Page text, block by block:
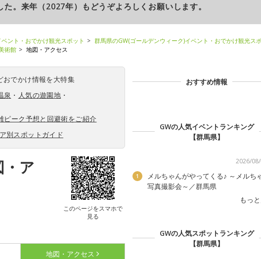
。来年（2027年）もどうぞよろしくお願いします。
ント・おでかけ観光スポット
群馬県のGW(ゴールデンウィーク)イベント・おでかけ観光ス
術館 地図・アクセス
おでかけ情報を大特集
泉 ・ 人気の遊園地 ・
ーク予想と回避術をご紹介
別スポットガイド
ア
このページをスマホで
見る
地図・アクセス
おすすめ情報
GWの人気イベントランキング
【群馬県】
2026/
1
メルちゃんがやってくる♪ ～メルち
写真撮影会～／群馬県
もっ
GWの人気スポットランキング
【群馬県】